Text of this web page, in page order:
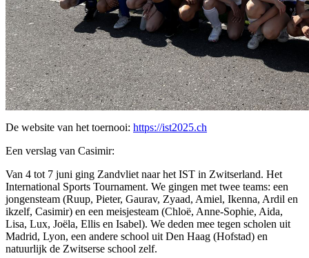
De website van het toernooi: https://ist2025.ch
Een verslag van Casimir:
Van 4 tot 7 juni ging Zandvliet naar het IST in Zwitserland. Het
International Sports Tournament. We gingen met twee teams: een
jongensteam (Ruup, Pieter, Gaurav, Zyaad, Amiel, Ikenna, Ardil en
ikzelf, Casimir) en een meisjesteam (Chloë, Anne-Sophie, Aida,
Lisa, Lux, Joëla, Ellis en Isabel). We deden mee tegen scholen uit
Madrid, Lyon, een andere school uit Den Haag (Hofstad) en
natuurlijk de Zwitserse school zelf.